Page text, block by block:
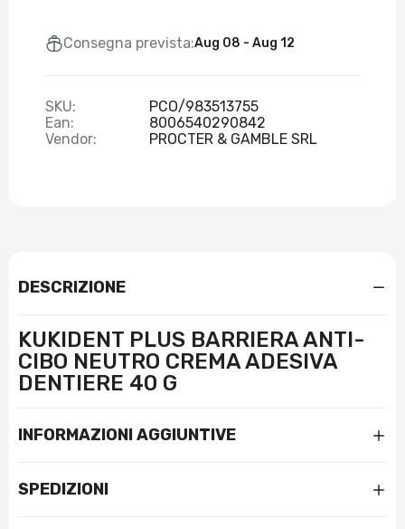
Consegna prevista:Aug 08 - Aug 12
SKU:
PCO/983513755
Ean:
8006540290842
Vendor:
PROCTER & GAMBLE SRL
DESCRIZIONE
KUKIDENT PLUS BARRIERA ANTI-
CIBO NEUTRO CREMA ADESIVA
DENTIERE 40 G
INFORMAZIONI AGGIUNTIVE
SPEDIZIONI